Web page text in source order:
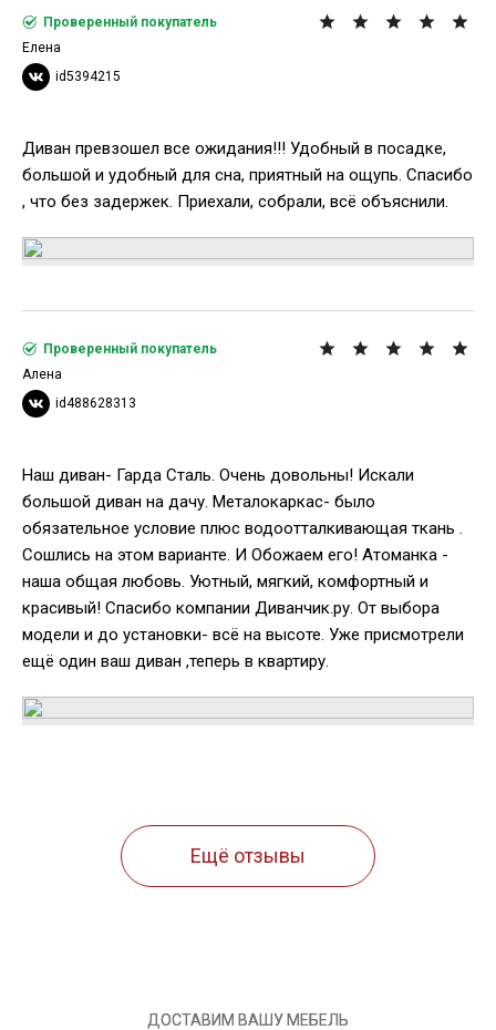
Диван превзошел все ожидания!!! Удобный в посадке,
большой и удобный для сна, приятный на ощупь. Спасибо
, что без задержек. Приехали, собрали, всё объяснили.
Проверенный покупатель
Елена
id5394215
Наш диван- Гарда Сталь. Очень довольны! Искали
большой диван на дачу. Металокаркас- было
обязательное условие плюс водоотталкивающая ткань .
Сошлись на этом варианте. И Обожаем его! Атоманка -
наша общая любовь. Уютный, мягкий, комфортный и
красивый! Спасибо компании Диванчик.ру. От выбора
модели и до установки- всё на высоте. Уже присмотрели
ещё один ваш диван ,теперь в квартиру.
Проверенный покупатель
Алена
id488628313
Ещё отзывы
ДОСТАВИМ ВАШУ МЕБЕЛЬ